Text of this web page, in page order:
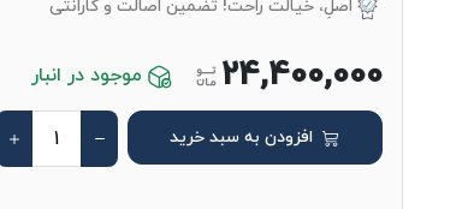
اصلِ، خیالت راحت! تضمین اصالت و گارانتی
24,400,000 موجود در انبار
افزودن به سبد خرید